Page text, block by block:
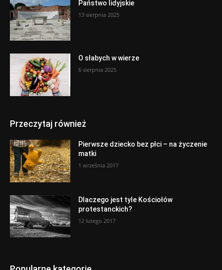
Państwo lidyjskie
13 sierpnia 2025
O słabych w wierze
6 sierpnia 2025
Przeczytaj również
Pierwsze dziecko bez płci – na życzenie
matki
1 września 2017
Dlaczego jest tyle Kościołów
protestanckich?
12 lutego 2017